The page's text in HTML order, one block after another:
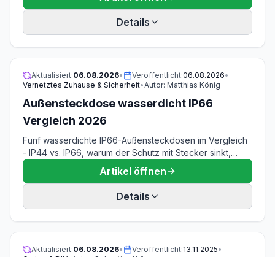
Details
Aktualisiert:06.08.2026• Veröffentlicht:06.08.2026•
Vernetztes Zuhause & Sicherheit•Autor: Matthias König
Außensteckdose wasserdicht IP66
Vergleich 2026
Fünf wasserdichte IP66-Außensteckdosen im Vergleich
- IP44 vs. IP66, warum der Schutz mit Stecker sinkt,
Aufputz-Montage und FI-Schutz im Garten erklärt.
Artikel öffnen
Details
Aktualisiert:06.08.2026• Veröffentlicht:13.11.2025•